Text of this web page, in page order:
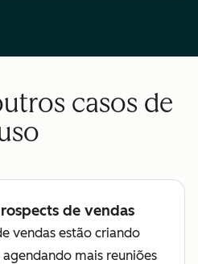
casos de
de vendas
vendas estão criando
mais reuniões